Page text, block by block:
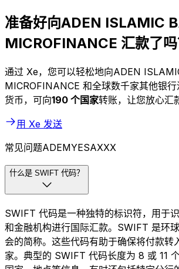
准备好向ADEN ISLAMIC
MICROFINANCE 汇款了吗
通过 Xe，您可以轻松地向ADEN
MICROFINANCE 和全球数千家其他银
货币，可向190 个国家转账，让您放心汇
用 Xe 发送
常见问题ADEMYESAXXX
什么是 SWIFT 代码？
SWIFT 代码是一种独特的标识符，用于
和金融机构进行国际汇款。SWIFT 是环
会的简称。这些代码有助于确保将付款转
家。典型的 SWIFT 代码长度为 8 或 11